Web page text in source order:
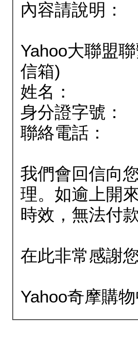
內容請說明：
Yahoo大聯盟
信箱)
姓名：
身分證字號：
聯絡電話：
我們會回信向
理。如逾上開
時效，無法付
在此非常感謝
Yahoo奇摩購